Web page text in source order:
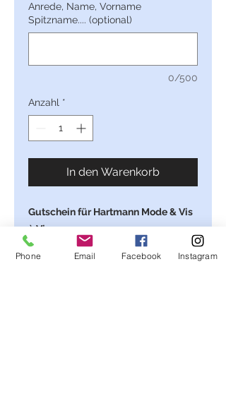
Anrede, Name, Vorname
Spitzname.... (optional)
0/500
Anzahl *
In den Warenkorb
Gutschein für Hartmann Mode & Vis
à Vis
Gültigkeitsdauer ist nicht
beschränkt.
Phone Email Facebook Instagram